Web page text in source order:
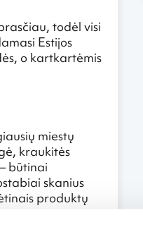
todėl visi
Estijos
o kartkartėmis
miestų
kraukitės
būtinai
skanius
produktų